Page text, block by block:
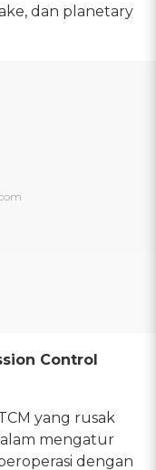
dan planetary
Control
yang rusak
mengatur
dengan